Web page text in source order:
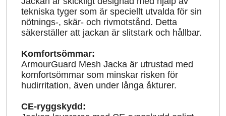
tekniska tyger som är speciellt utvalda för sin
nötnings-, skär- och rivmotstånd. Detta
säkerställer att jackan är slitstark och hållbar.
Komfortsömmar:
ArmourGuard Mesh Jacka är utrustad med
komfortsömmar som minskar risken för
hudirritation, även under långa åkturer.
CE-ryggskydd: